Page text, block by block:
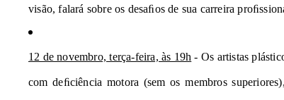
visão, falará sobre os desaﬁos de sua carreira
12 de novembro, terça-feira, às 19h - Os artistas